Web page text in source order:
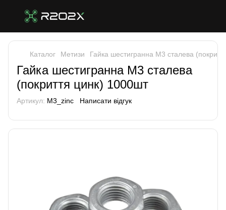
Каталог Метизи Гайка шестигранна М3 сталева
Гайка шестигранна М3 сталева
(покриття цинк) 1000шт
Артикул: M3_zinc Написати відгук